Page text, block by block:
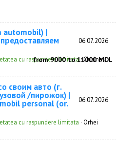
automobil) |
06.07.2026
cu raspundere limitata·Chisinau
from 9000 to 11000 MDL
своим авто (г.
/пирожок) |
personal (or. 06.07.2026
cu raspundere limitata · Orhei